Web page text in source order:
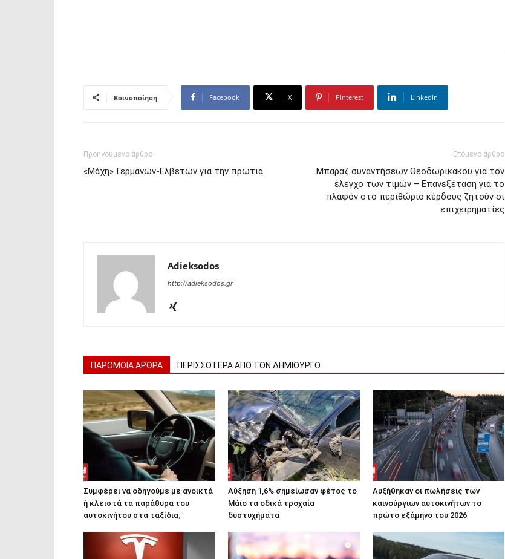
Κοινοποίηση Facebook X Pinterest Linkedin
Προηγούμενο άρθρο
«Μάχη» Γερμανών-Ελβετών για την πρωτιά
Επόμενο άρθρο
Μπαράζ συναντήσεων Θεοδωρικάκου για τον
έλεγχο των τιμών – Επανεξέταση για το
πλαφόν στο περιθώριο κέρδους ζητούν οι
επιχειρηματίες
Adieksodos
http://adieksodos.gr
ΠΑΡΟΜΟΙΑ ΑΡΘΡΑ ΠΕΡΙΣΣΟΤΕΡΑ ΑΠΟ ΤΟΝ ΔΗΜΙΟΥΡΓΟ
Συμφέρει να οδηγούμε με ανοικτά
ή κλειστά τα παράθυρα του
αυτοκινήτου στα ταξίδια;
Αύξηση 1,6% σημείωσαν φέτος το
Μάιο τα οδικά τροχαία
δυστυχήματα
Αυξήθηκαν οι πωλήσεις των
καινούργιων αυτοκινήτων το
πρώτο εξάμηνο του 2026